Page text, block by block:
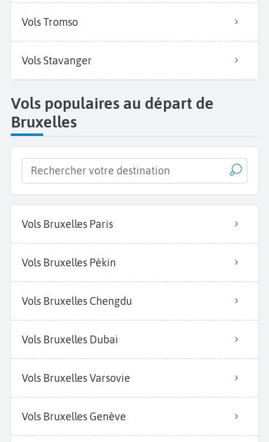
Vols Tromso
Vols Stavanger
Vols populaires au départ de
Bruxelles
Vols Bruxelles Paris
Vols Bruxelles Pékin
Vols Bruxelles Chengdu
Vols Bruxelles Dubai
Vols Bruxelles Varsovie
Vols Bruxelles Genève